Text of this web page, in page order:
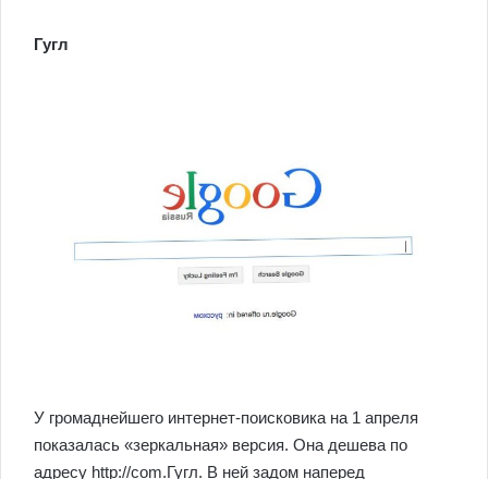
Гугл
У громаднейшего интернет-поисковика на 1 апреля
показалась «зеркальная» версия. Она дешева по
адресу http://com.Гугл. В ней задом наперед